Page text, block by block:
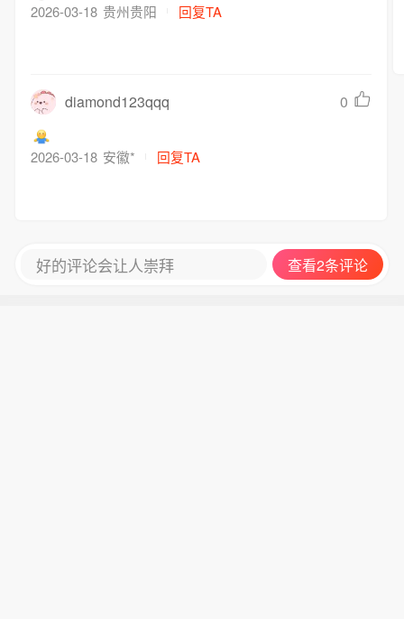
2026-03-18 贵州贵阳 回复TA
diamond123qqq 0
2026-03-18 安徽* 回复TA
好的评论会让人崇拜 查看2条评论